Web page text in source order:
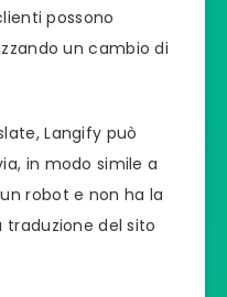
possono
un cambio di
Langify può
in modo simile a
robot e non ha la
del sito